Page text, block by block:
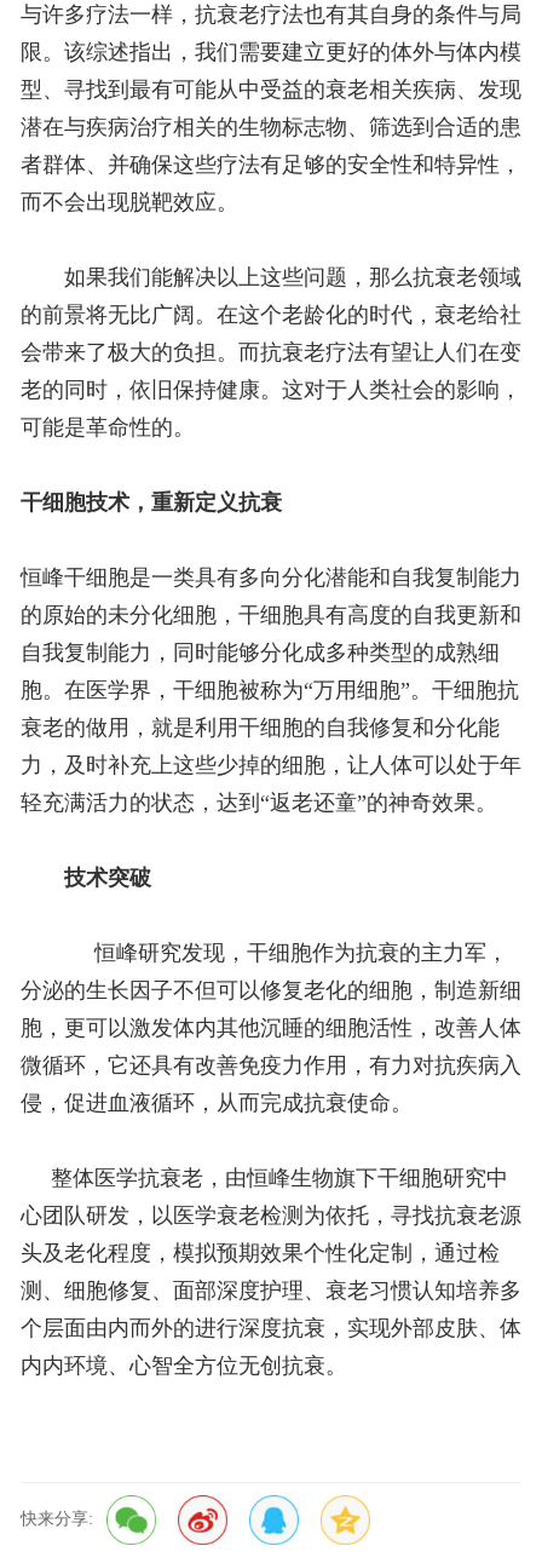
与许多疗法一样，抗衰老疗法也有其自身的条件与局
限。该综述指出，我们需要建立更好的体外与体内模
型、寻找到最有可能从中受益的衰老相关疾病、发现
潜在与疾病治疗相关的生物标志物、筛选到合适的患
者群体、并确保这些疗法有足够的安全性和特异性，
而不会出现脱靶效应。
如果我们能解决以上这些问题，那么抗衰老领域
的前景将无比广阔。在这个老龄化的时代，衰老给社
会带来了极大的负担。而抗衰老疗法有望让人们在变
老的同时，依旧保持健康。这对于人类社会的影响，
可能是革命性的。
干细胞技术，重新定义抗衰
恒峰干细胞是一类具有多向分化潜能和自我复制能力
的原始的未分化细胞，干细胞具有高度的自我更新和
自我复制能力，同时能够分化成多种类型的成熟细
胞。在医学界，干细胞被称为“万用细胞”。干细胞抗
衰老的做用，就是利用干细胞的自我修复和分化能
力，及时补充上这些少掉的细胞，让人体可以处于年
轻充满活力的状态，达到“返老还童”的神奇效果。
技术突破
恒峰研究发现，干细胞作为抗衰的主力军，
分泌的生长因子不但可以修复老化的细胞，制造新细
胞，更可以激发体内其他沉睡的细胞活性，改善人体
微循环，它还具有改善免疫力作用，有力对抗疾病入
侵，促进血液循环，从而完成抗衰使命。
整体医学抗衰老，由恒峰生物旗下干细胞研究中
心团队研发，以医学衰老检测为依托，寻找抗衰老源
头及老化程度，模拟预期效果个性化定制，通过检
测、细胞修复、面部深度护理、衰老习惯认知培养多
个层面由内而外的进行深度抗衰，实现外部皮肤、体
内内环境、心智全方位无创抗衰。
快来分享: